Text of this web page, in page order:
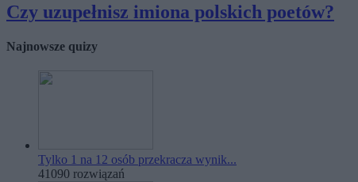
Czy uzupełnisz imiona polskich poetów?
Najnowsze quizy
Tylko 1 na 12 osób przekracza wynik...
41090 rozwiązań